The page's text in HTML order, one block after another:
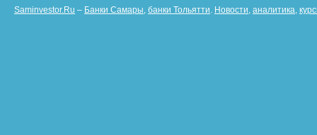
Saminvestor.Ru – Банки Самары банки Тольятти Новости аналитика